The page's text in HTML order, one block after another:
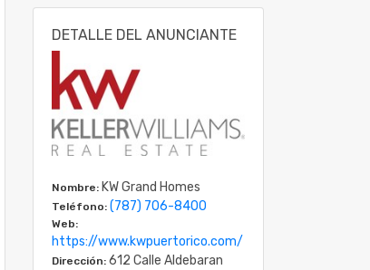
DETALLE DEL ANUNCIANTE
Nombre: KW Grand Homes
Teléfono: (787) 706-8400
Web:
https://www.kwpuertorico.com/
Dirección: 612 Calle Aldebaran